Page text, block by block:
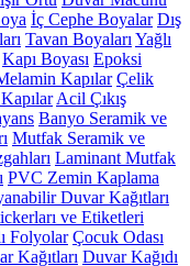
İç Cephe Boyalar Dış
Tavan Boyaları Yağlı
Kapı Boyası Epoksi
Kapılar Çelik
Acil Çıkış
Banyo Seramik ve
Mutfak Seramik ve
Laminant Mutfak
PVC Zemin Kaplama
Duvar Kağıtları
ve Etiketleri
Folyolar Çocuk Odası
Kağıtları Duvar Kağıdı